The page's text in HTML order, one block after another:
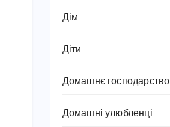
Дім
Діти
Домашнє господарство
Домашні улюбленці